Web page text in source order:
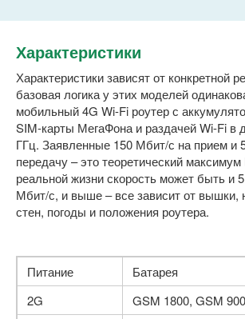
Характеристики
Характеристики зависят от конкретной
базовая логика у этих моделей
мобильный 4G Wi-Fi роутер с
SIM-карты МегаФона и раздачей Wi-Fi в
ГГц. Заявленные 150 Мбит/с на прием и
передачу – это теоретический
реальной жизни скорость может быть и
Мбит/с, и выше – все зависит от вышки,
стен, погоды и положения роутера.
Питание
Батарея
2G
GSM 1800, GSM 900